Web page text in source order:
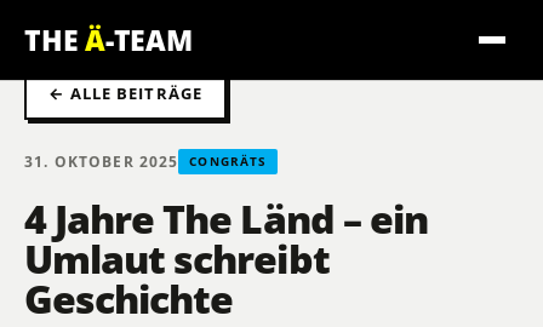
THEÄ-TEAM
← ALLE BEITRÄGE
31. OKTOBER 2025 CONGRÄTS
4 Jahre The Länd – ein
Umlaut schreibt
Geschichte